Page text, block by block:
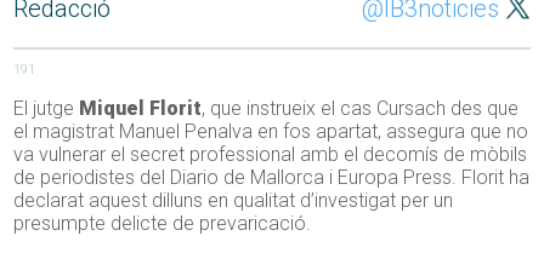
Redacció @IB3noticies
191
El jutge Miquel Florit, que instrueix el cas Cursach des que
el magistrat Manuel Penalva en fos apartat, assegura que no
va vulnerar el secret professional amb el decomís de mòbils
de periodistes del Diario de Mallorca i Europa Press. Florit ha
declarat aquest dilluns en qualitat d’investigat per un
presumpte delicte de prevaricació.